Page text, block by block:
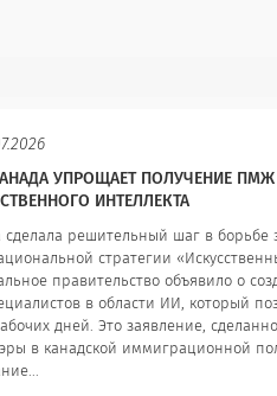
УПРОЩАЕТ ПОЛУЧЕНИЕ ПМЖ
ИНТЕЛЛЕКТА
сделала решительный шаг в
стратегии
правительство объявило о
в области ИИ, который
дней. Это заявление,
в канадской иммиграционной